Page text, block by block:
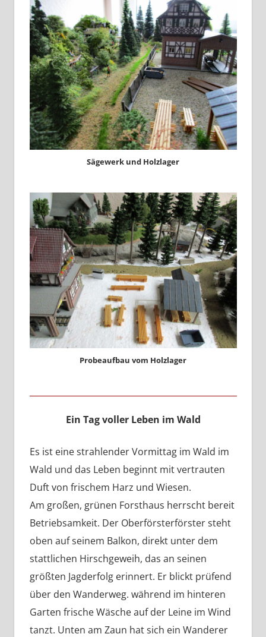
Sägewerk und Holzlager
Probeaufbau vom Holzlager
Ein Tag voller Leben im Wald
Es ist eine strahlender Vormittag im Wald im
Wald und das Leben beginnt mit vertrauten
Duft von frischem Harz und Wiesen.
Am großen, grünen Forsthaus herrscht bereit
Betriebsamkeit. Der Oberförsterförster steht
oben auf seinem Balkon, direkt unter dem
stattlichen Hirschgeweih, das an seinen
größten Jagderfolg erinnert. Er blickt prüfend
über den Wanderweg. während im hinteren
Garten frische Wäsche auf der Leine im Wind
tanzt. Unten am Zaun hat sich ein Wanderer